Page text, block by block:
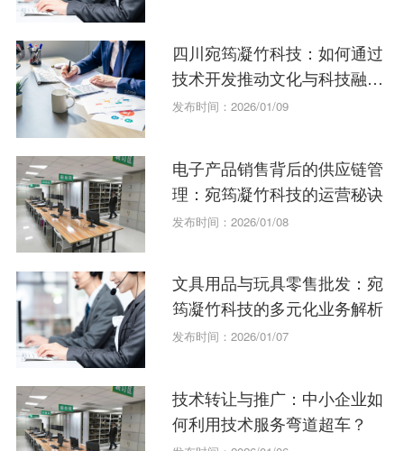
四川宛筠凝竹科技：如何通过
技术开发推动文化与科技融
合？
发布时间：2026/01/09
电子产品销售背后的供应链管
理：宛筠凝竹科技的运营秘诀
发布时间：2026/01/08
文具用品与玩具零售批发：宛
筠凝竹科技的多元化业务解析
发布时间：2026/01/07
技术转让与推广：中小企业如
何利用技术服务弯道超车？